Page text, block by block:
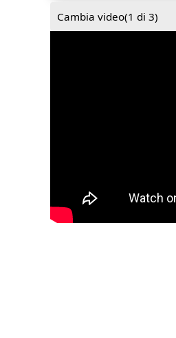
Cambia video(1 di 3)